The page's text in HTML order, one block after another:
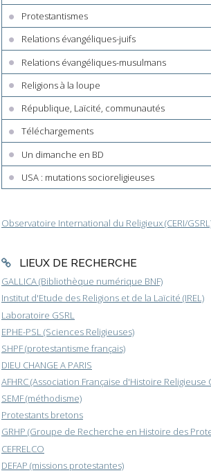
Protestantismes
Relations évangéliques-juifs
Relations évangéliques-musulmans
Religions à la loupe
République, Laïcité, communautés
Téléchargements
Un dimanche en BD
USA : mutations socioreligieuses
Observatoire International du Religieux (CERI/
LIEUX DE RECHERCHE
GALLICA (Bibliothèque numérique BNF)
Institut d'Etude des Religions et de la Laïcité (IREL)
Laboratoire GSRL
EPHE-PSL (Sciences Religieuses)
SHPF (protestantisme français)
DIEU CHANGE A PARIS
AFHRC (Association Française d'Histoire
SEMF (méthodisme)
Protestants bretons
GRHP (Groupe de Recherche en Histoire des
CEFRELCO
DEFAP (missions protestantes)